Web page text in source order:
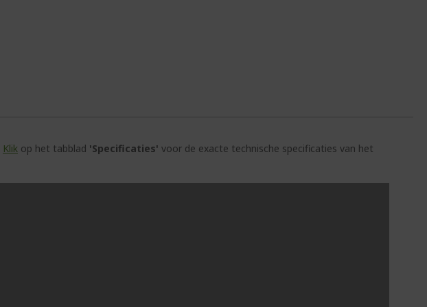
Klik op het tabblad 'Specificaties' voor de exacte technische specificaties van het